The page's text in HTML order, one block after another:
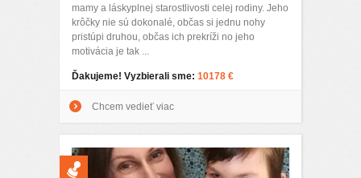
mamy a láskyplnej starostlivosti celej rodiny. Jeho
krôčky nie sú dokonalé, občas si jednu nohy
pristúpi druhou, občas ich prekríži no jeho
motivácia je tak ...
Ďakujeme! Vyzbierali sme: 10178 €
Chcem vedieť viac